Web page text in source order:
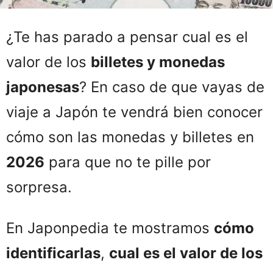
¿Te has parado a pensar cual es el
valor de los billetes y monedas
japonesas? En caso de que vayas de
viaje a Japón te vendrá bien conocer
cómo son las monedas y billetes en
2026 para que no te pille por
sorpresa.
En Japonpedia te mostramos cómo
identificarlas, cual es el valor de los